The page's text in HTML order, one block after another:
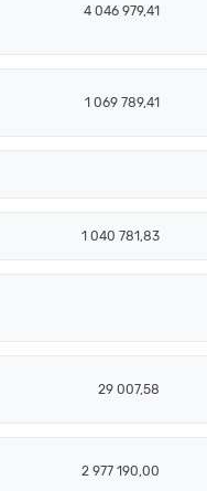
4 046 979,41
1 069 789,41
1 040 781,83
29 007,58
2 977 190,00